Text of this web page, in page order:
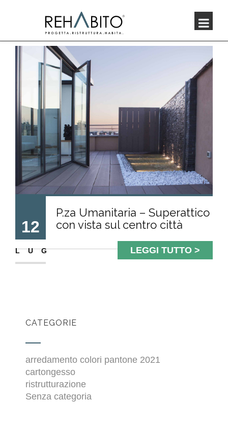
12
LUG
P.za Umanitaria – Superattico
con vista sul centro città
LEGGI TUTTO >
CATEGORIE
arredamento colori pantone 2021
cartongesso
ristrutturazione
Senza categoria